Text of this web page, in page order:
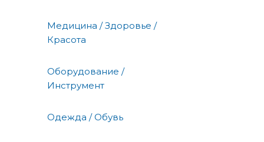
Медицина / Здоровье /
Красота
Оборудование /
Инструмент
Одежда / Обувь